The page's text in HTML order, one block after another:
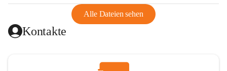
Aus diesem Grund war die Bevölkerung dazu gezwungen,
Schmuggel zu betreiben. Es kam oft zu nächtlichen
Überfällen und Schießereien. Erst mit dem Anschluss des
wirtschaftlich ging es bergauf. Dieser Aufschwung endete
Alle Dateien sehen
Kontakte